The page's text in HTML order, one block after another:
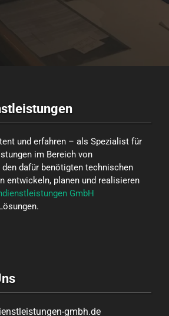
und erfahren – als Spezialist für
im Bereich von
dafür benötigten technischen
entwickeln, planen und realisieren
GmbH
gmbh.de